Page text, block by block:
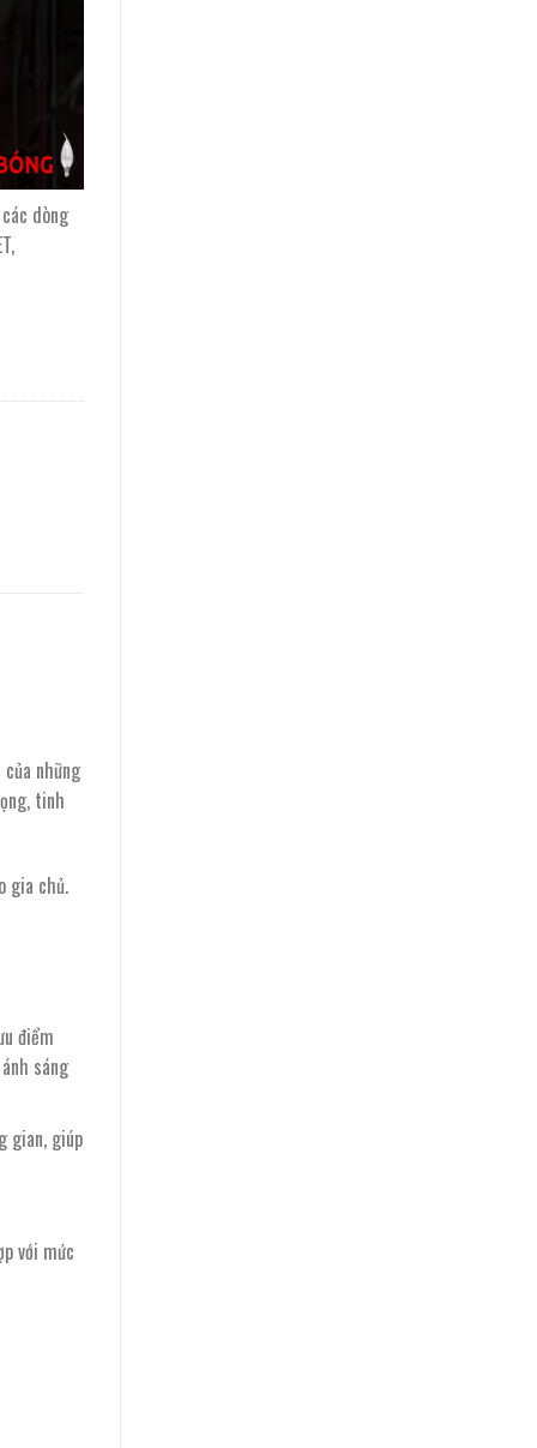
dòng
những
tinh
gia chủ.
điểm
sáng
gian, giúp
với mức